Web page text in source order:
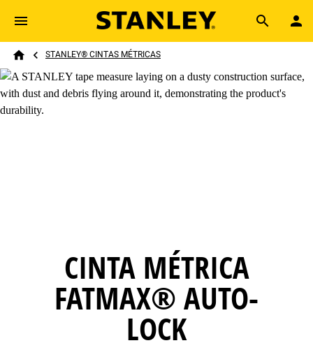
Skip to main content
Search
Breadcrumb
STANLEY® CINTAS MÉTRICAS
CINTA MÉTRICA
FATMAX® AUTO-
LOCK